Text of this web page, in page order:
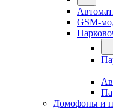
GSM-
Домофоны и